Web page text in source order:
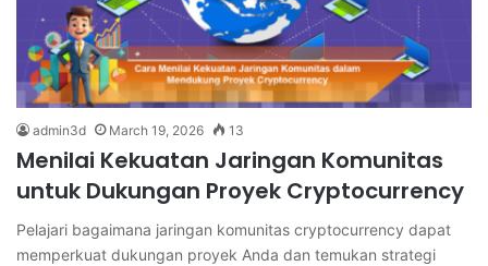
admin3d March 19, 2026 13
Menilai Kekuatan Jaringan Komunitas
untuk Dukungan Proyek Cryptocurrency
Pelajari bagaimana jaringan komunitas cryptocurrency dapat
memperkuat dukungan proyek Anda dan temukan strategi